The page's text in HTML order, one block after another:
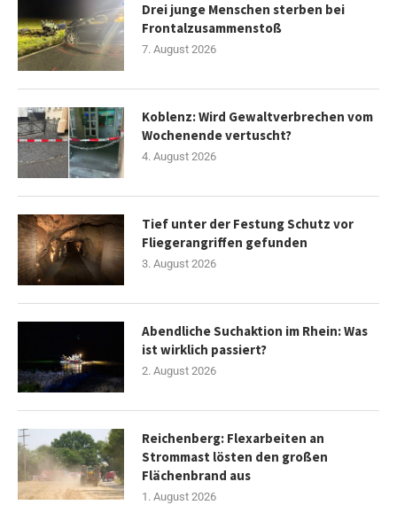
Drei junge Menschen sterben bei
Frontalzusammenstoß
7. August 2026
Koblenz: Wird Gewaltverbrechen vom
Wochenende vertuscht?
4. August 2026
Tief unter der Festung Schutz vor
Fliegerangriffen gefunden
3. August 2026
Abendliche Suchaktion im Rhein: Was
ist wirklich passiert?
2. August 2026
Reichenberg: Flexarbeiten an
Strommast lösten den großen
Flächenbrand aus
1. August 2026